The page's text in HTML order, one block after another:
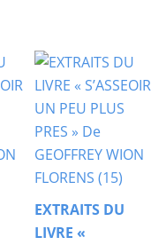
EXTRAITS DU
LIVRE «